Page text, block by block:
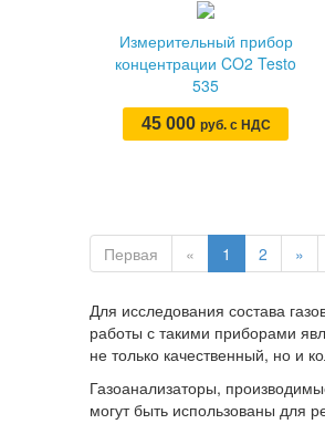
Измерительный прибор
концентрации CO2 Testo
535
45 000 руб. с НДС
Первая « 1 2 »
Для исследования состава
работы с такими приборами
не только качественный, но и
Газоанализаторы,
могут быть использованы для